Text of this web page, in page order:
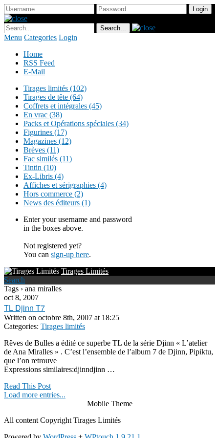
Menu Categories Login
Home
RSS Feed
E-Mail
Tirages limités (102)
Tirages de tête (64)
Coffrets et intégrales (45)
En vrac (38)
Packs et Opérations spéciales (34)
Figurines (17)
Magazines (12)
Brèves (11)
Fac similés (11)
Tintin (10)
Ex-Libris (4)
Affiches et sérigraphies (4)
Hors commerce (2)
News des éditeurs (1)
Enter your username and password
in the boxes above.
Not registered yet?
You can sign-up here.
Tirages Limités
Search
Tags › ana miralles
oct 8, 2007
TL Djinn T7
Written on octobre 8th, 2007 at 18:25
Categories: Tirages limités
Rêves de Bulles a édité ce superbe TL de la série Djinn « L’atelier
de Ana Miralles » . C’est l’ensemble de l’album 7 de Djinn, Pipiktu,
que l’on retrouve
Expressions similaires:djinndjinn …
Read This Post
Load more entries...
Mobile Theme
All content Copyright Tirages Limités